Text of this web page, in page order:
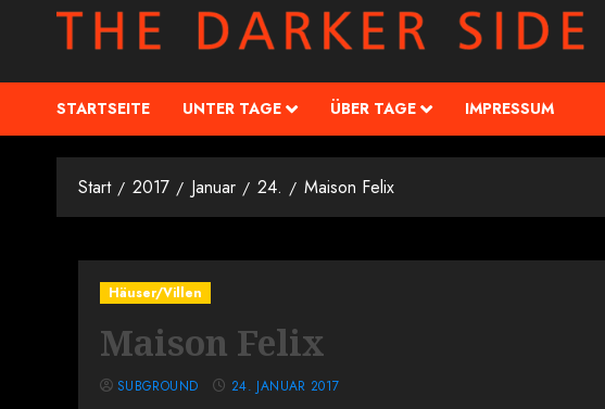
STARTSEITE UNTER TAGE ÜBER TAGE IMPRESSUM
Start 2017 Januar 24. Maison Felix
Häuser/Villen
Maison Felix
SUBGROUND 24. JANUAR 2017